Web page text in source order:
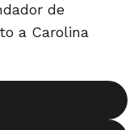
de
a Carolina